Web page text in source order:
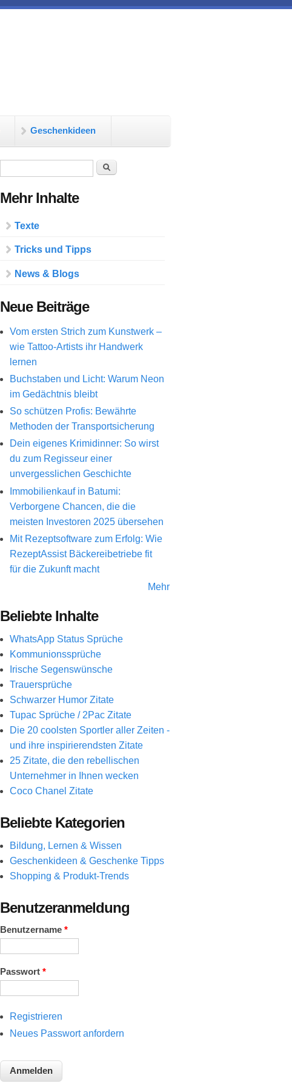
Geschenkideen
Suche
Mehr Inhalte
Texte
Tricks und Tipps
News & Blogs
Neue Beiträge
Vom ersten Strich zum Kunstwerk –
wie Tattoo-Artists ihr Handwerk
lernen
Buchstaben und Licht: Warum Neon
im Gedächtnis bleibt
So schützen Profis: Bewährte
Methoden der Transportsicherung
Dein eigenes Krimidinner: So wirst
du zum Regisseur einer
unvergesslichen Geschichte
Immobilienkauf in Batumi:
Verborgene Chancen, die die
meisten Investoren 2025 übersehen
Mit Rezeptsoftware zum Erfolg: Wie
RezeptAssist Bäckereibetriebe fit
für die Zukunft macht
Mehr
Beliebte Inhalte
WhatsApp Status Sprüche
Kommunionssprüche
Irische Segenswünsche
Trauersprüche
Schwarzer Humor Zitate
Tupac Sprüche / 2Pac Zitate
Die 20 coolsten Sportler aller Zeiten -
und ihre inspirierendsten Zitate
25 Zitate, die den rebellischen
Unternehmer in Ihnen wecken
Coco Chanel Zitate
Beliebte Kategorien
Bildung, Lernen & Wissen
Geschenkideen & Geschenke Tipps
Shopping & Produkt-Trends
Benutzeranmeldung
Benutzername *
Passwort *
Registrieren
Neues Passwort anfordern